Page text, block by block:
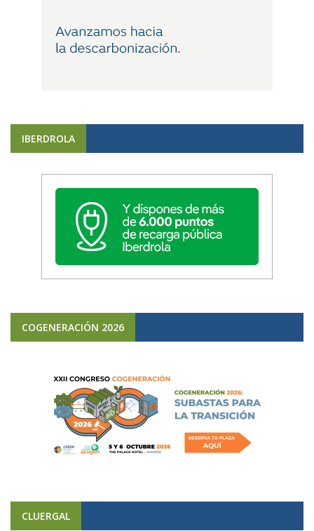
IBERDROLA
COGENERACIÓN 2026
CLUERGAL